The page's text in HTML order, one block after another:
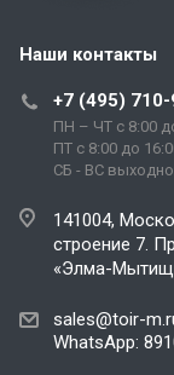
Наши контакты
+7 (495) 710-
ПН – ЧТ с 8:00
ПТ с 8:00 до
СБ - ВС
141004,
строение 7.
«Элма-
sales@toir-
WhatsApp: